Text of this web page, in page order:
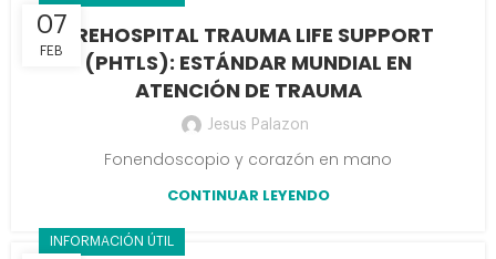
07
FEB
PREHOSPITAL TRAUMA LIFE SUPPORT
(PHTLS): ESTÁNDAR MUNDIAL EN
ATENCIÓN DE TRAUMA
Jesus Palazon
Fonendoscopio y corazón en mano
CONTINUAR LEYENDO
INFORMACIÓN ÚTIL